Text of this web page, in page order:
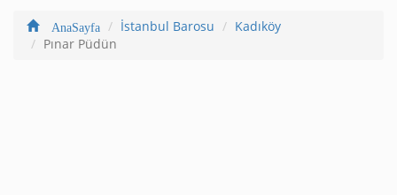
AnaSayfa İstanbul Barosu
Kadıköy
Pınar Püdün